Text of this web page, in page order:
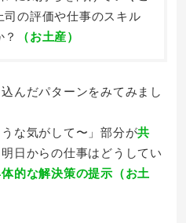
の評価や仕事のスキル
（お土産）
んだパターンをみてみまし
な気がして〜」部分が共
日からの仕事はどうしてい
的な解決策の提示（お土